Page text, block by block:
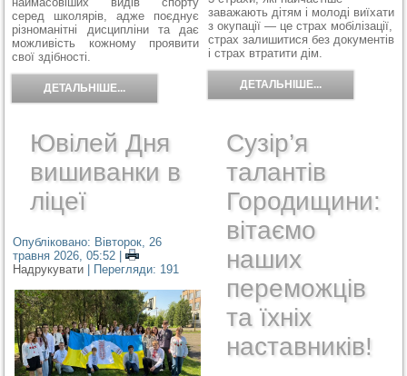
серед школярів, адже поєднує
різноманітні дисципліни та дає
можливість кожному проявити
свої здібності.
ДЕТАЛЬНІШЕ...
заважають дітям і молоді виїхати
з окупації — це страх мобілізації,
страх залишитися без документів
і страх втратити дім.
ДЕТАЛЬНІШЕ...
Ювілей Дня
вишиванки в
ліцеї
Опубліковано: Вівторок, 26
травня 2026, 05:52 |
Надрукувати | Перегляди: 191
Сузір’я
талантів
Городищини:
вітаємо
наших
переможців
та їхніх
наставників!